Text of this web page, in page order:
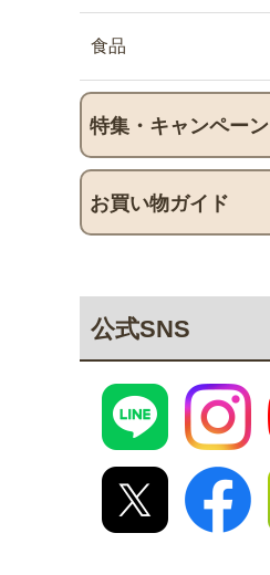
食品
特集・キャンペーン
お買い物ガイド
公式SNS